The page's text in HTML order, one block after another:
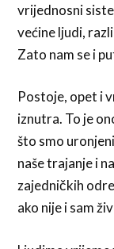
vrijednosni
većine ljudi,
Zato nam se i
Postoje, opet i
iznutra. To je
što smo
naše trajanje i
zajedničkih
ako nije i sam